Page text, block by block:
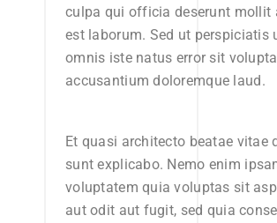
culpa qui officia deserunt mollit
est laborum. Sed ut perspiciatis
omnis iste natus error sit
accusantium doloremque laud.
Et quasi architecto beatae vitae
sunt explicabo. Nemo enim
voluptatem quia voluptas sit
aut odit aut fugit, sed quia